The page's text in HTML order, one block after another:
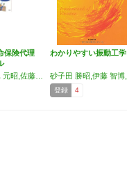
保険代理
わかりやすい振動工学
登録 4